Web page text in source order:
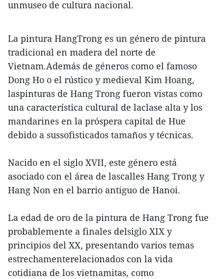
unmuseo de cultura nacional.
La pintura HangTrong es un género de pintura
tradicional en madera del norte de
Vietnam.Además de géneros como el famoso
Dong Ho o el rústico y medieval Kim Hoang,
laspinturas de Hang Trong fueron vistas como
una característica cultural de laclase alta y los
mandarines en la próspera capital de Hue
debido a sussofisticados tamaños y técnicas.
Nacido en el siglo XVII, este género está
asociado con el área de lascalles Hang Trong y
Hang Non en el barrio antiguo de Hanoi.
La edad de oro de la pintura de Hang Trong fue
probablemente a finales delsiglo XIX y
principios del XX, presentando varios temas
estrechamenterelacionados con la vida
cotidiana de los vietnamitas, como